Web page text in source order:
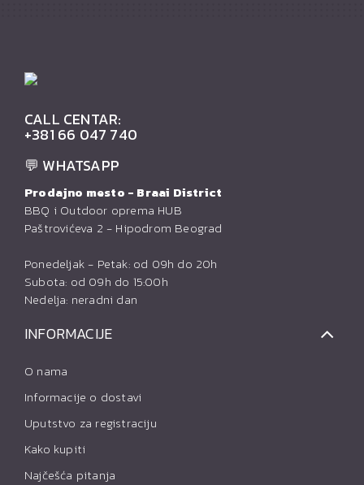
CALL CENTAR:
+381 66 047 740
💬 WHATSAPP
Prodajno mesto - Braai District
BBQ i Outdoor oprema HUB
Paštrovićeva 2 - Hipodrom Beograd
Ponedeljak - Petak: od 09h do 20h
Subota: od 09h do 15:00h
Nedelja: neradni dan
INFORMACIJE
O nama
Informacije o dostavi
Uputstvo za registraciju
Kako kupiti
Najčešća pitanja